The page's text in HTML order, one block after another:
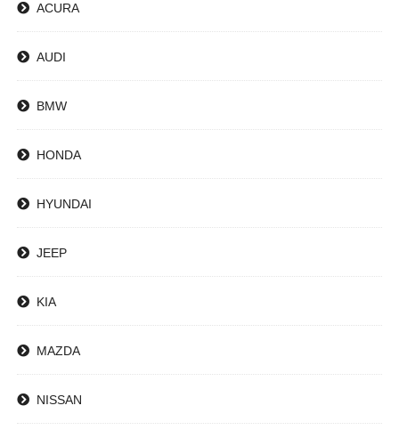
ACURA
AUDI
BMW
HONDA
HYUNDAI
JEEP
KIA
MAZDA
NISSAN